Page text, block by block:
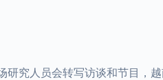
研究人员会转写访谈和节目，